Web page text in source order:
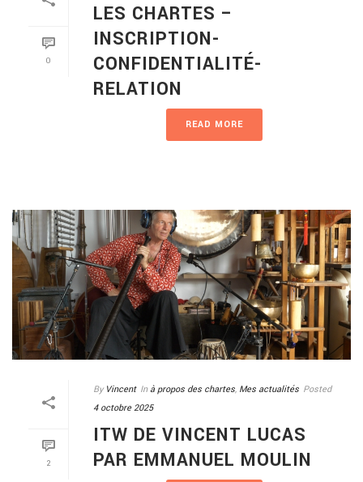
0
LES CHARTES –
INSCRIPTION-
CONFIDENTIALITÉ-
RELATION
READ MORE
2
By Vincent In à propos des chartes, Mes actualités Posted
4 octobre 2025
ITW DE VINCENT LUCAS
PAR EMMANUEL MOULIN